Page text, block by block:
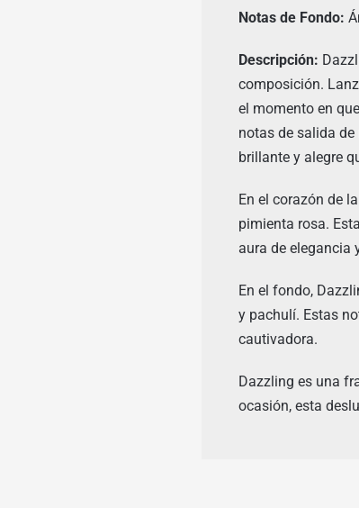
Notas de Fondo:
Descripción:
composición.
el momento en
notas de salida
brillante y alegre
En el corazón de
pimienta rosa.
aura de elegancia
En el fondo,
y pachulí. Estas
cautivadora.
Dazzling es una
ocasión, esta